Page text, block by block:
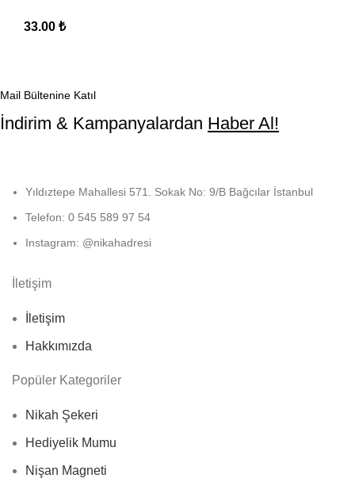
33.00 ₺
Mail Bültenine Katıl
İndirim & Kampanyalardan Haber Al!
Yıldıztepe Mahallesi 571. Sokak No: 9/B Bağcılar İstanbul
Telefon: 0 545 589 97 54
Instagram: @nikahadresi
İletişim
İletişim
Hakkımızda
Popüler Kategoriler
Nikah Şekeri
Hediyelik Mumu
Nişan Magneti